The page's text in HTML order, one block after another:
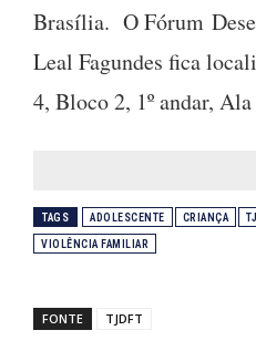
Brasília. O Fórum
Leal Fagundes fica
4, Bloco 2, 1º andar,
TAGS ADOLESCENTE CRIANÇA
VIOLÊNCIA FAMILIAR
FONTE TJDFT